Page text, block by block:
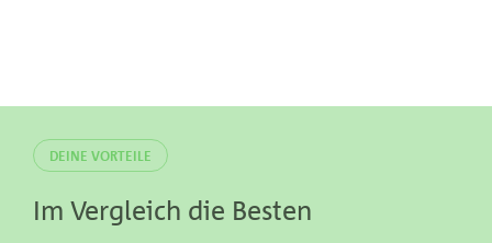
www.sterbekasse-hdh.de
www.sterbegeld-hdh.com
www.sterbegeld-hdh.eu
DEINE VORTEILE
Im Vergleich die Besten